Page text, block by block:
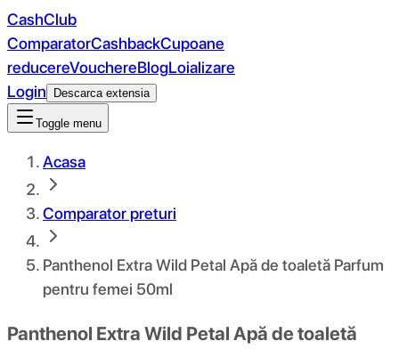
CashClub
ComparatorCashbackCupoane
reducereVouchereBlogLoializare
Login
Descarca extensia
Toggle menu
Acasa
Comparator preturi
Panthenol Extra Wild Petal Apă de toaletă Parfum
pentru femei 50ml
Panthenol Extra Wild Petal Apă de toaletă